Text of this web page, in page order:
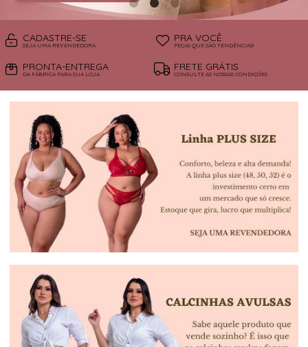
CADASTRE-SE
SEJA UMA REVENDEDORA
PRA VOCÊ
PEÇAS QUE SÃO TENDÊNCIAS!
PRONTA-ENTREGA
DA FÁBRICA PARA SUA LOJA
FRETE GRÁTIS
CONSULTE AS NOSSAS CONDIÇÕES